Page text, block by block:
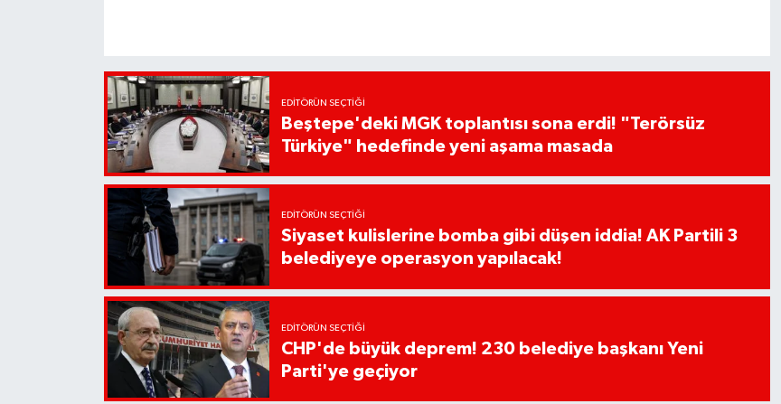
EDITÖRÜN SEÇTIĞI
Beştepe'deki MGK toplantısı sona erdi! "Terörsüz
Türkiye" hedefinde yeni aşama masada
EDITÖRÜN SEÇTIĞI
Siyaset kulislerine bomba gibi düşen iddia! AK Partili 3
belediyeye operasyon yapılacak!
EDITÖRÜN SEÇTIĞI
CHP'de büyük deprem! 230 belediye başkanı Yeni
Parti'ye geçiyor